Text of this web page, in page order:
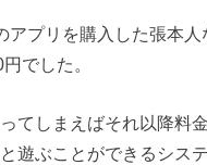
アプリを購入した張本
でした。
てしまえばそれ以降料
遊ぶことができるシス